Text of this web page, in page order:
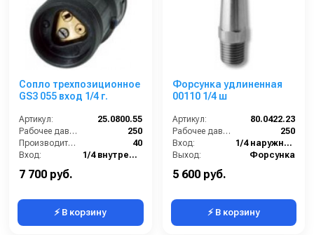
Сопло трехпозиционное
GS3 055 вход 1/4 г.
Артикул:
25.0800.55
Рабочее давление (бар):
250
Производительность (л/мин):
40
Вход:
1/4 внутренняя резьба
7 700 руб.
⚡ В корзину
Форсунка удлиненная
00110 1/4 ш
Артикул:
80.0422.23
Рабочее давление (бар):
250
Вход:
1/4 наружняя резьба
Выход:
Форсунка
5 600 руб.
⚡ В корзину